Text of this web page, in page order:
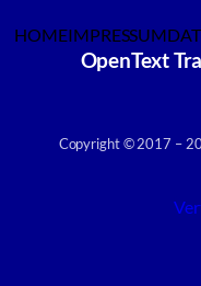
HOMEIMPRESSUM
OpenText
Copyright © 2017 –